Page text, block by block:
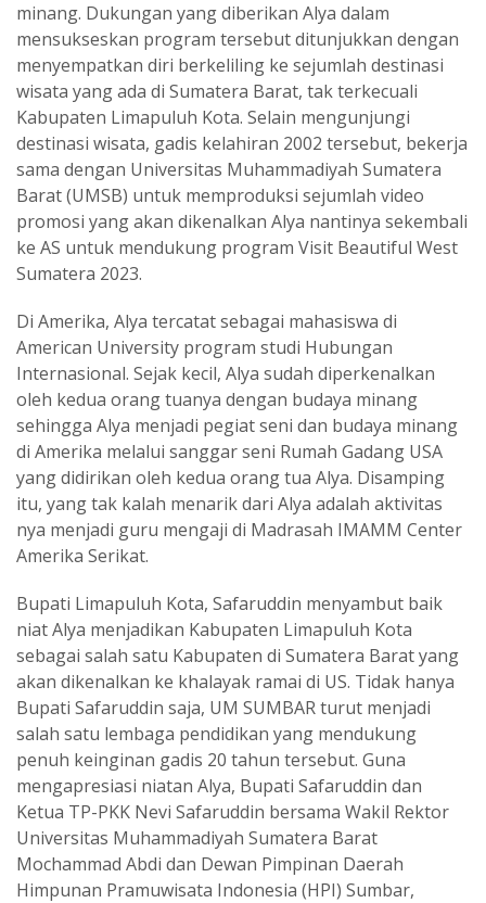
minang. Dukungan yang diberikan Alya dalam
mensukseskan program tersebut ditunjukkan dengan
menyempatkan diri berkeliling ke sejumlah destinasi
wisata yang ada di Sumatera Barat, tak terkecuali
Kabupaten Limapuluh Kota. Selain mengunjungi
destinasi wisata, gadis kelahiran 2002 tersebut, bekerja
sama dengan Universitas Muhammadiyah Sumatera
Barat (UMSB) untuk memproduksi sejumlah video
promosi yang akan dikenalkan Alya nantinya sekembali
ke AS untuk mendukung program Visit Beautiful West
Sumatera 2023.
Di Amerika, Alya tercatat sebagai mahasiswa di
American University program studi Hubungan
Internasional. Sejak kecil, Alya sudah diperkenalkan
oleh kedua orang tuanya dengan budaya minang
sehingga Alya menjadi pegiat seni dan budaya minang
di Amerika melalui sanggar seni Rumah Gadang USA
yang didirikan oleh kedua orang tua Alya. Disamping
itu, yang tak kalah menarik dari Alya adalah aktivitas
nya menjadi guru mengaji di Madrasah IMAMM Center
Amerika Serikat.
Bupati Limapuluh Kota, Safaruddin menyambut baik
niat Alya menjadikan Kabupaten Limapuluh Kota
sebagai salah satu Kabupaten di Sumatera Barat yang
akan dikenalkan ke khalayak ramai di US. Tidak hanya
Bupati Safaruddin saja, UM SUMBAR turut menjadi
salah satu lembaga pendidikan yang mendukung
penuh keinginan gadis 20 tahun tersebut. Guna
mengapresiasi niatan Alya, Bupati Safaruddin dan
Ketua TP-PKK Nevi Safaruddin bersama Wakil Rektor
Universitas Muhammadiyah Sumatera Barat
Mochammad Abdi dan Dewan Pimpinan Daerah
Himpunan Pramuwisata Indonesia (HPI) Sumbar,